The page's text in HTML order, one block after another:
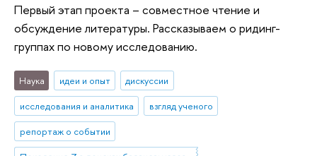
Первый этап проекта – совместное чтение и
обсуждение литературы. Рассказываем о ридинг-
группах по новому исследованию.
Наука идеи и опыт
дискуссии
исследования и аналитика
взгляд ученого
репортаж о событии